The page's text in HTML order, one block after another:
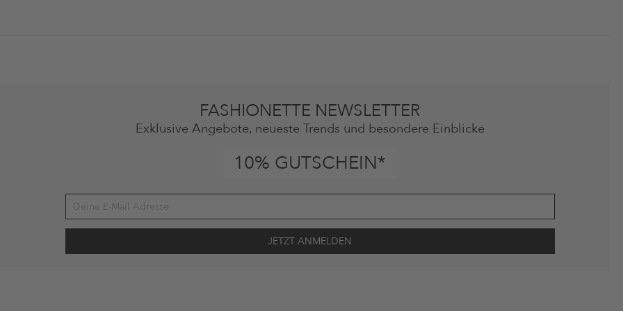
FASHIONETTE NEWSLETTER
Exklusive Angebote, neueste Trends und besondere Einblicke
10% GUTSCHEIN*